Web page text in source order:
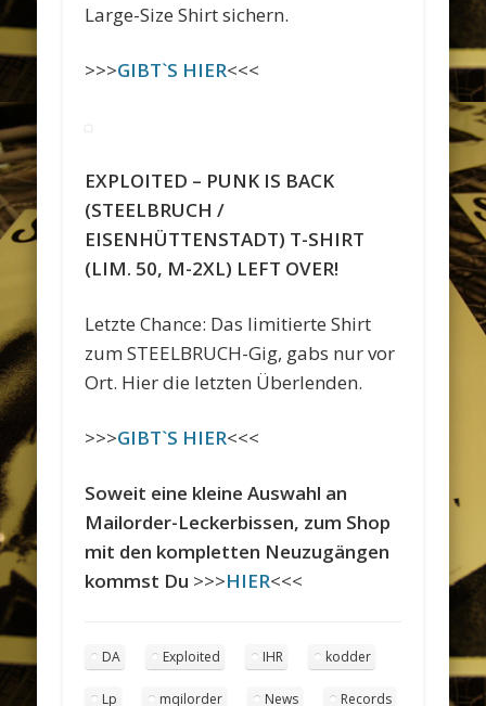
Large-Size Shirt sichern.
>>>GIBT`S HIER<<<
EXPLOITED – PUNK IS BACK
(STEELBRUCH /
EISENHÜTTENSTADT) T-SHIRT
(LIM. 50, M-2XL) LEFT OVER!
Letzte Chance: Das limitierte Shirt
zum STEELBRUCH-Gig, gabs nur vor
Ort. Hier die letzten Überlenden.
>>>GIBT`S HIER<<<
Soweit eine kleine Auswahl an
Mailorder-Leckerbissen, zum Shop
mit den kompletten Neuzugängen
kommst Du >>>HIER<<<
DA Exploited IHR kodder
Lp mqilorder News Records